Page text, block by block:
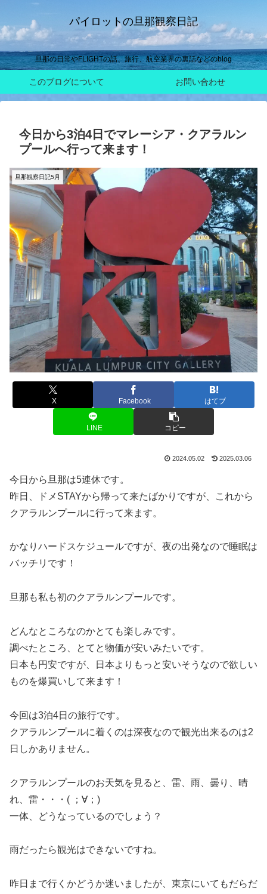
パイロットの旦那観察日記
旦那の日常やFLIGHTの話、旅行、航空業界の裏話などのblog
このブログについて お問い合わせ
今日から3泊4日でマレーシア・クアラルン
プールへ行って来ます！
旦那観察日記5月
X Facebook はてブ
LINE コピー
2024.05.02 2025.03.06
今日から旦那は5連休です。
昨日、ドメSTAYから帰って来たばかりですが、これから
クアラルンプールに行って来ます。
かなりハードスケジュールですが、夜の出発なので睡眠は
バッチリです！
旦那も私も初のクアラルンプールです。
どんなところなのかとても楽しみです。
調べたところ、とてと物価が安いみたいです。
日本も円安ですが、日本よりもっと安いそうなので欲しい
ものを爆買いして来ます！
今回は3泊4日の旅行です。
クアラルンプールに着くのは深夜なので観光出来るのは2
日しかありません。
クアラルンプールのお天気を見ると、雷、雨、曇り、晴
れ、雷・・・( ；∀；)
一体、どうなっているのでしょう？
雨だったら観光はできないですね。
昨日まで行くかどうか迷いましたが、東京にいてもだらだ